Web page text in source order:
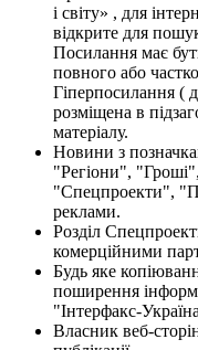
і світу» , для
відкрите для
Посилання має
повного або
Гіперпосилання (
розміщена в
матеріалу.
Новини з
"Регіони",
"Спецпроекти",
реклами.
Розділ
комерційними
Будь яке
поширення
"Інтерфакс-
Власник веб-